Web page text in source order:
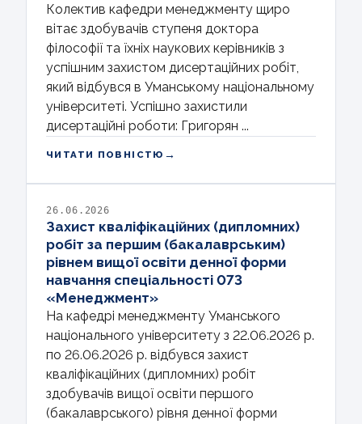
Колектив кафедри менеджменту щиро
вітає здобувачів ступеня доктора
філософії та їхніх наукових керівників з
успішним захистом дисертаційних робіт,
який відбувся в Уманському національному
університеті. Успішно захистили
дисертаційні роботи: Григорян ...
ЧИТАТИ ПОВНІСТЮ →
26.06.2026
Захист кваліфікаційних (дипломних)
робіт за першим (бакалаврським)
рівнем вищої освіти денної форми
навчання спеціальності 073
«Менеджмент»
На кафедрі менеджменту Уманського
національного університету з 22.06.2026 р.
по 26.06.2026 р. відбувся захист
кваліфікаційних (дипломних) робіт
здобувачів вищої освіти першого
(бакалаврського) рівня денної форми